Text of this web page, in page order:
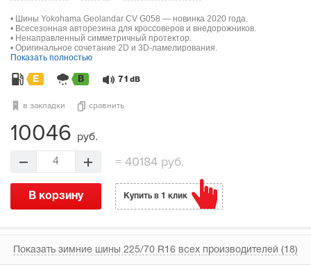
• Шины Yokohama Geolandar CV G058 — новинка 2020 года.
• Всесезонная авторезина для кроссоверов и внедорожников.
• Ненаправленный симметричный протектор.
• Оригинальное сочетание 2D и 3D-ламелирования.
Показать полностью
E B 71 dB
в закладки сравнить
10046 руб.
4 = 40184 руб.
В корзину Купить в 1 клик
Показать зимние шины 225/70 R16 всех производителей (18)